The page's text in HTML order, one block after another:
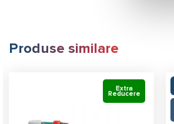
Produse similare
Extra
Reducere